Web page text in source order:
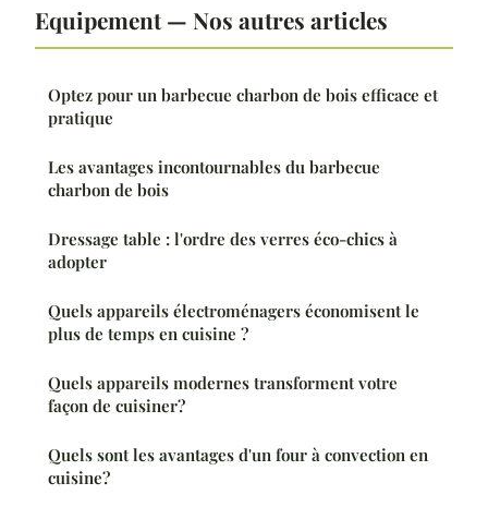
Equipement — Nos autres articles
Optez pour un barbecue charbon de bois efficace et
pratique
Les avantages incontournables du barbecue
charbon de bois
Dressage table : l'ordre des verres éco-chics à
adopter
Quels appareils électroménagers économisent le
plus de temps en cuisine ?
Quels appareils modernes transforment votre
façon de cuisiner?
Quels sont les avantages d'un four à convection en
cuisine?